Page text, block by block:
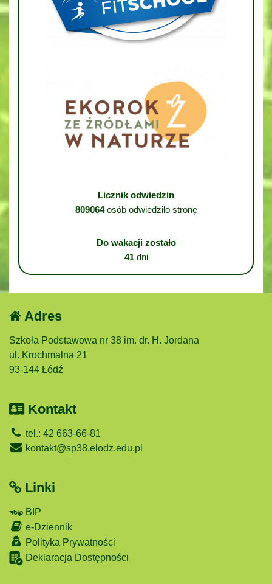
Licznik odwiedzin
809064osób odwiedziło stronę
Do wakacji zostało
41dni
Adres
Szkoła Podstawowa nr 38 im. dr. H. Jordana
ul. Krochmalna 21
93-144 Łódź
Kontakt
tel.: 42 663-66-81
kontakt@sp38.elodz.edu.pl
Linki
BIP
e-Dziennik
Polityka Prywatności
Deklaracja Dostępności